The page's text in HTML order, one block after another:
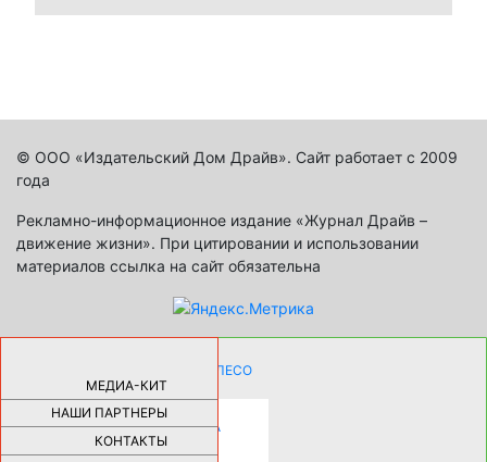
© ООО «Издательский Дом Драйв». Сайт работает с 2009
года
Рекламно-информационное издание «Журнал Драйв –
движение жизни». При цитировании и использовании
материалов ссылка на сайт обязательна
МЕДИА-КИТ
НАШИ ПАРТНЕРЫ
КОНТАКТЫ
КАК ДЕВУШКЕ ПОМЕНЯТЬ КОЛЕСО
НА АВТОМОБИЛЕ |69175
НОВЫЕ РАЗРАБОТКИ ДЛЯ
ОЗДОРОВЛЕНИЯ ОРГАНИЗМА
ПЛАТФОРМА ШУМАННА 3Д И
КАПСУЛА ЗДОРОВЬЯ |28279